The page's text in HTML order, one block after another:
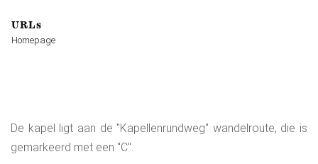
URLs
Homepage
De kapel ligt aan de "Kapellenrundweg" wandelroute, die is
gemarkeerd met een "C".